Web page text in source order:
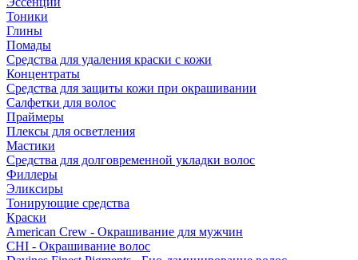
Тоники
Глины
Помады
Средства для удаления краски с кожи
Концентраты
Средства для защиты кожи при окрашивании
Салфетки для волос
Праймеры
Плексы для осветления
Мастики
Средства для долговременной укладки волос
Филлеры
Эликсиры
Тонирующие средства
Краски
American Crew - Окрашивание для мужчин
CHI - Окрашивание волос